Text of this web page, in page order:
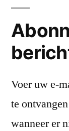
Voer uw e-
te ontvangen
wanneer er